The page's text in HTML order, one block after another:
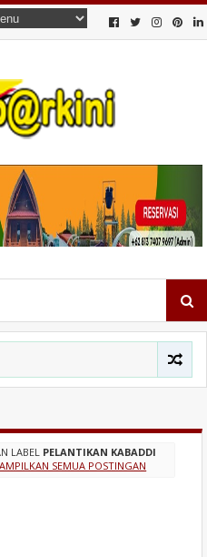
LABEL PELANTIKAN KABADDI
SEMUA POSTINGAN